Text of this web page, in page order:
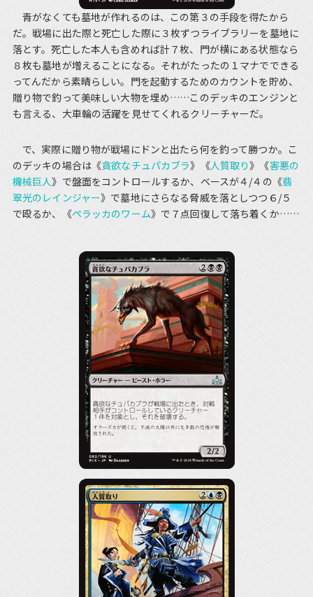
青がなくても墓地が作れるのは、この第３の手段を得たから
だ。戦場に出た際と死亡した際に３枚ずつライブラリーを墓地に
落とす。死亡した本人も含めれば計７枚、門が横にある状態なら
８枚も墓地が増えることになる。それがたったの１マナでできる
ってんだから素晴らしい。門を起動するためのカウントを貯め、
贈り物で釣って美味しい大物を埋め……このデッキのエンジンと
も言える、大車輪の活躍を見せてくれるクリーチャーだ。
で、実際に贈り物が戦場にドンと出たら何を釣って勝つか。こ
のデッキの場合は《貪欲なチュパカブラ》《人質取り》《害悪の
機械巨人》で盤面をコントロールするか、ベースが４/４の《翡
翠光のレインジャー》で墓地にさらなる脅威を落としつつ６/５
で殴るか、《ペラッカのワーム》で７点回復して落ち着くか……